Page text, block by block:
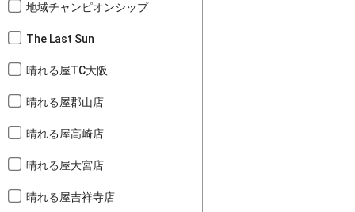
地域チャンピオンシップ
The Last Sun
晴れる屋TC大阪
晴れる屋郡山店
晴れる屋高崎店
晴れる屋大宮店
晴れる屋吉祥寺店